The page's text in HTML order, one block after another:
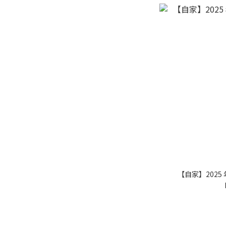
【自家】